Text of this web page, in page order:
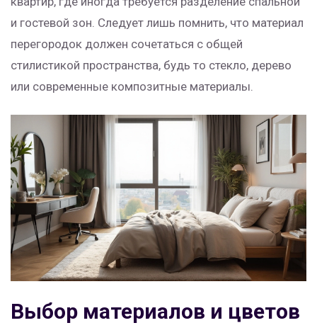
и гостевой зон. Следует лишь помнить, что материал
перегородок должен сочетаться с общей
стилистикой пространства, будь то стекло, дерево
или современные композитные материалы.
Выбор материалов и цветов